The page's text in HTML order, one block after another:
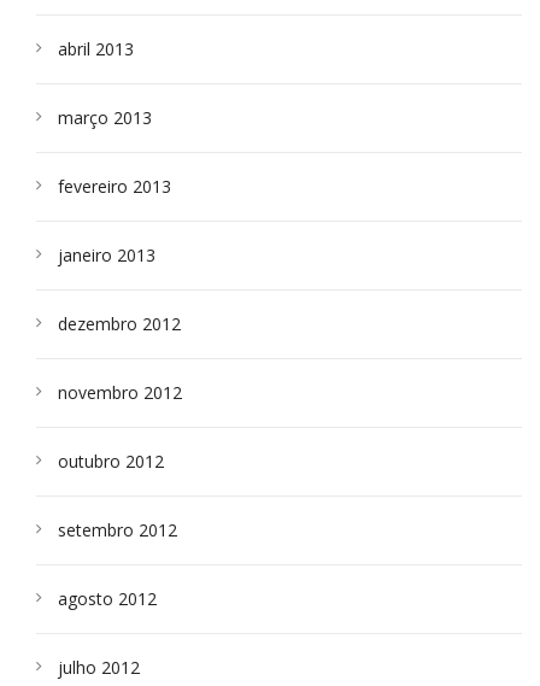
abril 2013
março 2013
fevereiro 2013
janeiro 2013
dezembro 2012
novembro 2012
outubro 2012
setembro 2012
agosto 2012
julho 2012